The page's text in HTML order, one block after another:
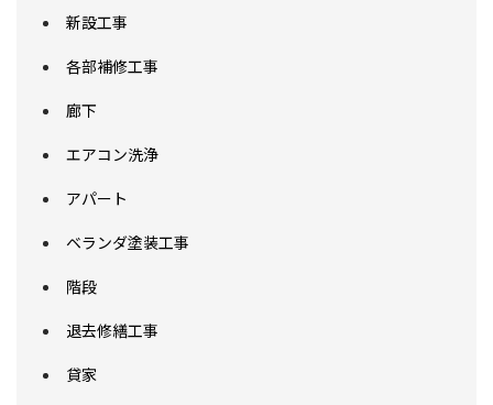
新設工事
各部補修工事
廊下
エアコン洗浄
アパート
ベランダ塗装工事
階段
退去修繕工事
貸家